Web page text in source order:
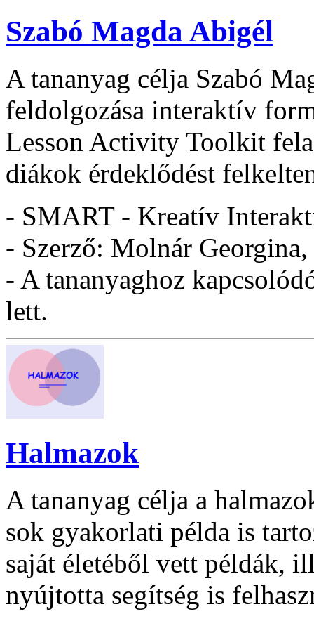
Szabó Magda Abigél
A tananyag célja Szabó
feldolgozása interaktív
Lesson Activity Toolkit
diákok érdeklődést
- SMART - Kreatív
- Szerző: Molnár Georgina,
- A tananyaghoz
lett.
Halmazok
A tananyag célja a
sok gyakorlati példa is
saját életéből vett példák,
nyújtotta segítség is